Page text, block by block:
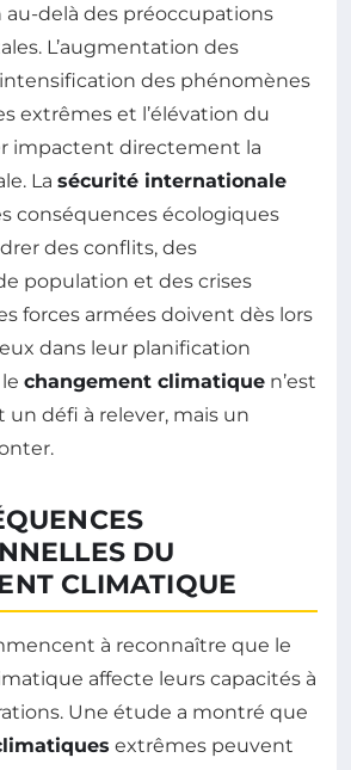
au-delà des préoccupations
L’augmentation des
des phénomènes
extrêmes et l’élévation du
impactent directement la
La sécurité internationale
conséquences écologiques
des conflits, des
population et des crises
forces armées doivent dès lors
dans leur planification
changement climatique n’est
défi à relever, mais un
DU
CLIMATIQUE
à reconnaître que le
affecte leurs capacités à
Une étude a montré que
extrêmes peuvent